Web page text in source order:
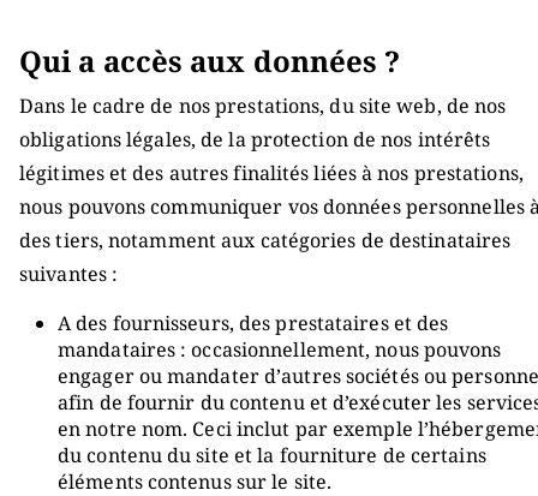
Qui a accès aux données ?
Dans le cadre de nos prestations, du site web, de nos
obligations légales, de la protection de nos intérêts
légitimes et des autres finalités liées à nos prestations,
nous pouvons communiquer vos données personnelles
des tiers, notamment aux catégories de destinataires
suivantes :
A des fournisseurs, des prestataires et des
mandataires : occasionnellement, nous pouvons
engager ou mandater d’autres sociétés ou
afin de fournir du contenu et d’exécuter les
en notre nom. Ceci inclut par exemple
du contenu du site et la fourniture de certains
éléments contenus sur le site.